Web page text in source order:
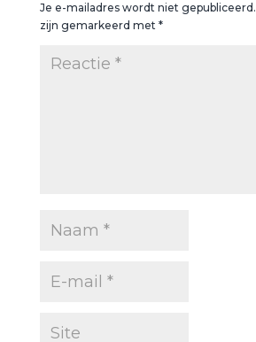
Je e-mailadres wordt niet gepubliceerd.
zijn gemarkeerd met *